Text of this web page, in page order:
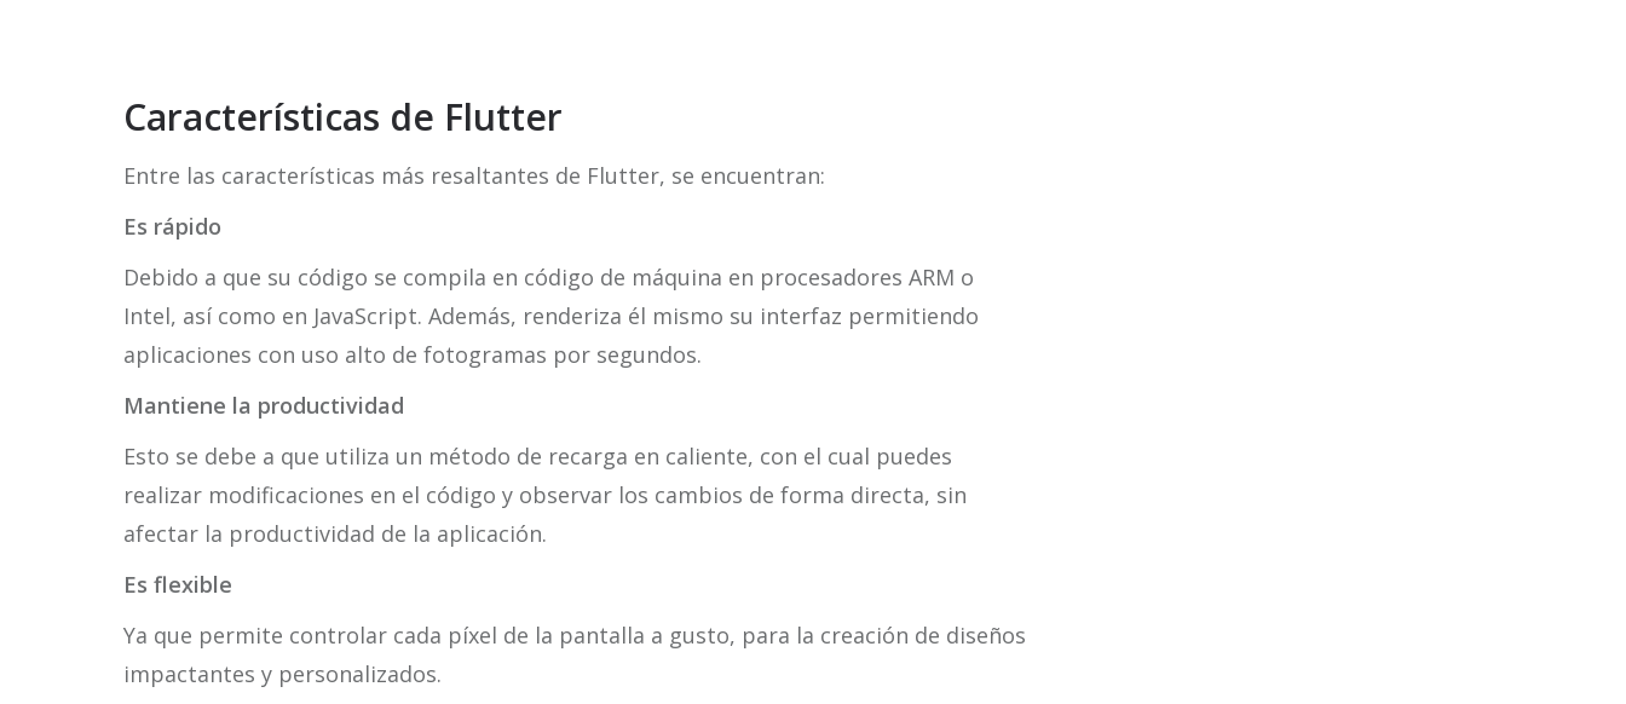
Características de Flutter
Entre las características más resaltantes de Flutter, se encuentran:
Es rápido
Debido a que su código se compila en código de máquina en procesadores ARM o
Intel, así como en JavaScript. Además, renderiza él mismo su interfaz permitiendo
aplicaciones con uso alto de fotogramas por segundos.
Mantiene la productividad
Esto se debe a que utiliza un método de recarga en caliente, con el cual puedes
realizar modificaciones en el código y observar los cambios de forma directa, sin
afectar la productividad de la aplicación.
Es flexible
Ya que permite controlar cada píxel de la pantalla a gusto, para la creación de diseños
impactantes y personalizados.